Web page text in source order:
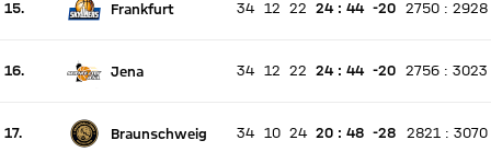
15.
Frankfurt 34 12 22 24 : 44 -20 2750 : 2928
16.
Jena 34 12 22 24 : 44 -20 2756 : 3023
17.
Braunschweig 34 10 24 20 : 48 -28 2821 : 3070